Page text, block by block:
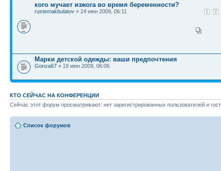
кого мучает изжога во время беременности?
1 2
rustemakbulatov » 24 июн 2009, 06:11
Марки детской одежды: ваши предпочтения
Gonza67 » 19 июн 2009, 06:06
КТО СЕЙЧАС НА КОНФЕРЕНЦИИ
Сейчас этот форум просматривают: нет зарегистрированных пользователей и
Список форумов